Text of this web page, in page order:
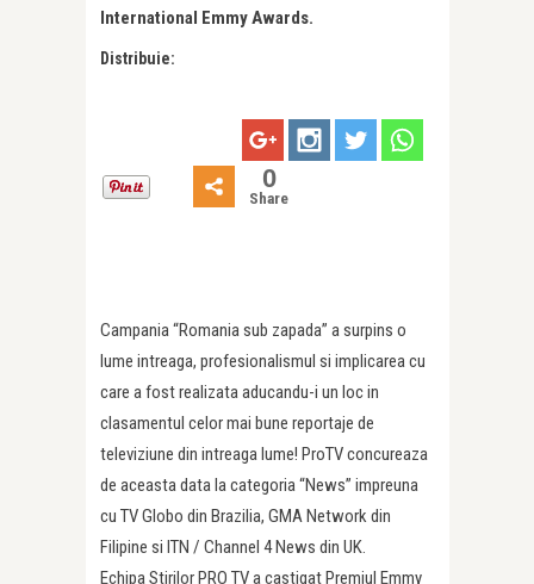
International Emmy Awards.
Distribuie:
0
Share
Campania “Romania sub zapada” a surpins o
lume intreaga, profesionalismul si implicarea cu
care a fost realizata aducandu-i un loc in
clasamentul celor mai bune reportaje de
televiziune din intreaga lume! ProTV concureaza
de aceasta data la categoria “News” impreuna
cu TV Globo din Brazilia, GMA Network din
Filipine si ITN / Channel 4 News din UK.
Echipa Stirilor PRO TV a castigat Premiul Emmy